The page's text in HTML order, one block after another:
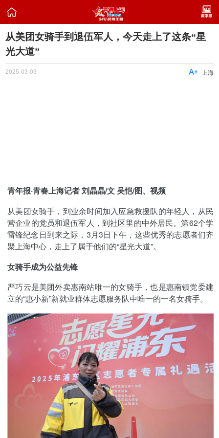

从美团女骑手到退伍军人，今天走上了这条“星
光大道”
2025-03-03 上海

青年报·青春上海记者 刘晶晶/文 吴恺/图、视频
从美团女骑手，到业余时间加入应急救援队的年轻人，从民
营企业的党员和退伍军人，到社区里的中外居民。第62个学
雷锋纪念日到来之际，3月3日下午，这些优秀的志愿者们齐
聚上海中心，走上了属于他们的“星光大道”。
女骑手成为公益先锋
严巧云是美团外卖惠南站唯一的女骑手，也是惠南镇党委建
立的“惠小新”新就业群体志愿服务队中唯一的一名女骑手。